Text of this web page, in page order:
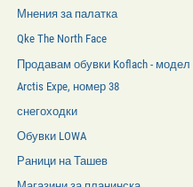
Мнения за палатка
Qke The North Face
Продавам обувки Koflach - модел
Arctis Expe, номер 38
снегоходки
Обувки LOWA
Раници на Ташев